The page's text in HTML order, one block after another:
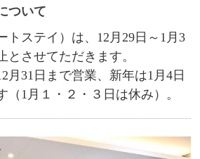
ついて
トステイ）は、12月29日～1月3
とさせてただきます。
月31日まで営業、新年は1月4日
（1月１・２・３日は休み）。